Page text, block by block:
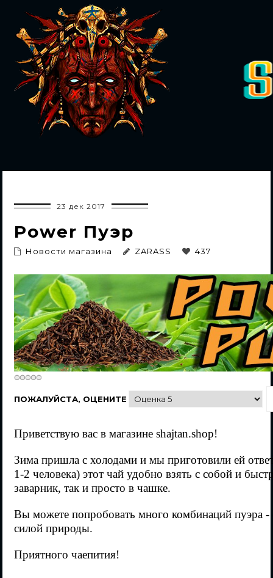
СТАТЬИ
КАТЕГОРИИ
НОВОСТИ
SHAJTAN.SHOP
ЧАТ
ФОРУМ
23 дек 2017
Power Пуэр
Новости магазина ZARASS 437
ПОЖАЛУЙСТА, ОЦЕНИТЕ
Приветствую вас в магазине shajtan.shop!
Зима пришла с холодами и мы приготовили ей
1-2 человека) этот чай удобно взять с собой и
заварник, так и просто в чашке.
Вы можете попробовать много комбинаций пуэра
силой природы.
Приятного чаепития!